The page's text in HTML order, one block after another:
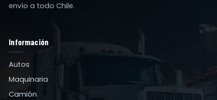
envío a todo Chile.
Información
Autos
Maquinaria
Camión